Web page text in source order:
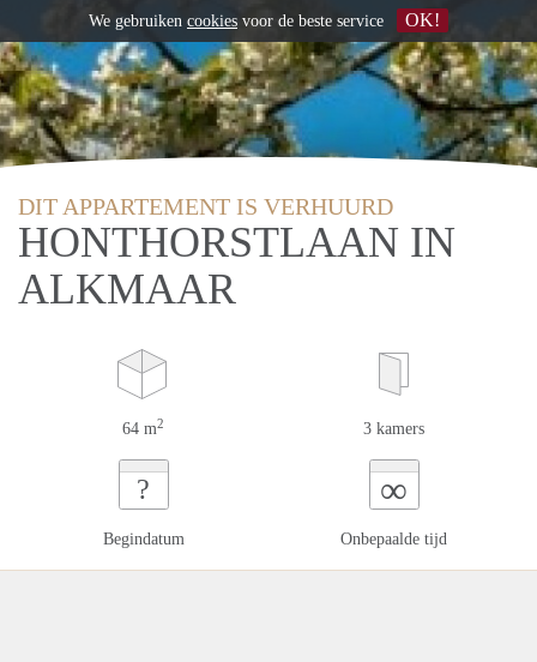
DIT APPARTEMENT IS VERHUURD
HONTHORSTLAAN IN
ALKMAAR
64 m2 3 kamers
?
Begindatum
∞
Onbepaalde tijd
We gebruiken cookies voor de beste service OK!